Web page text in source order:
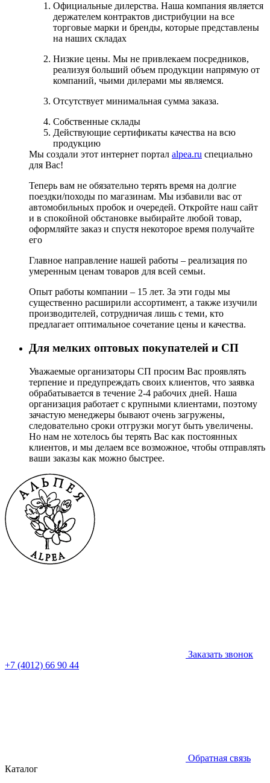
Официальные дилерства. Наша компания является
держателем контрактов дистрибуции на все
торговые марки и бренды, которые представлены
на наших складах
Низкие цены. Мы не привлекаем посредников,
реализуя больший объем продукции напрямую от
компаний, чьими дилерами мы являемся.
Отсутствует минимальная сумма заказа.
Собственные склады
Действующие сертификаты качества на всю
продукцию
Мы создали этот интернет портал alpea.ru специально
для Вас!
Теперь вам не обязательно терять время на долгие
поездки/походы по магазинам. Мы избавили вас от
автомобильных пробок и очередей. Откройте наш сайт
и в спокойной обстановке выбирайте любой товар,
оформляйте заказ и спустя некоторое время получайте
его
Главное направление нашей работы – реализация по
умеренным ценам товаров для всей семьи.
Опыт работы компании – 15 лет. За эти годы мы
существенно расширили ассортимент, а также изучили
производителей, сотрудничая лишь с теми, кто
предлагает оптимальное сочетание цены и качества.
Для мелких оптовых покупателей и СП
Уважаемые организаторы СП просим Вас проявлять
терпение и предупреждать своих клиентов, что заявка
обрабатывается в течение 2-4 рабочих дней. Наша
организация работает с крупными клиентами, поэтому
зачастую менеджеры бывают очень загружены,
следовательно сроки отгрузки могут быть увеличены.
Но нам не хотелось бы терять Вас как постоянных
клиентов, и мы делаем все возможное, чтобы отправлять
ваши заказы как можно быстрее.
Заказать звонок
+7 (4012) 66 90 44
Обратная связь
Каталог